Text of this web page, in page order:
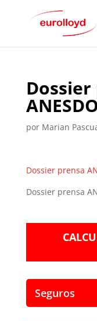
por Marian
Dossier prensa
Dossier prensa
Seguros